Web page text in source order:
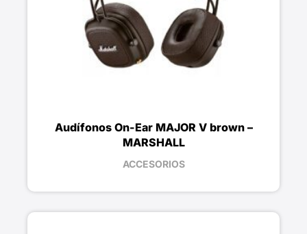
ACCESORIOS
Audífonos On-Ear MAJOR V brown –
MARSHALL